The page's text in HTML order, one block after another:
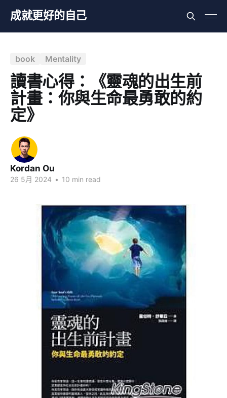
成就更好的自己
book Mentality
讀書心得：《靈魂的出生前
計畫：你與生命最勇敢的約
定》
Kordan Ou
26 5月 2024 • 10 min read